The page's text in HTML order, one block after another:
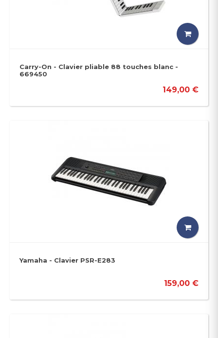
Carry-On - Clavier pliable 88 touches blanc -
669450
149,00 €
Yamaha - Clavier PSR-E283
159,00 €